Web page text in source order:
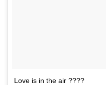
Love is in the air ????